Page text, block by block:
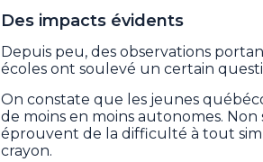
Des impacts évidents
Depuis peu, des observations
écoles ont soulevé un certain
On constate que les jeunes
de moins en moins autonomes.
éprouvent de la difficulté à tout
crayon.